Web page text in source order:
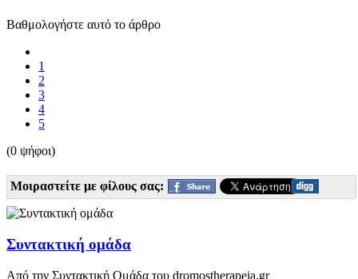
Βαθμολογήστε αυτό το άρθρο
1
2
3
4
5
(0 ψήφοι)
Μοιραστείτε με φίλους σας:
Συντακτική ομάδα
Από την Συντακτική Ομάδα του dromostherapeia.gr